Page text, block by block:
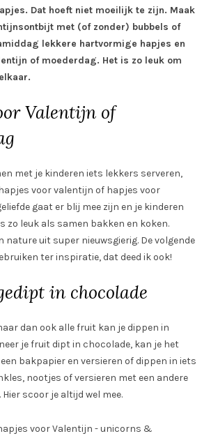
Dat hoeft niet moeilijk te zijn. Maak
met (of zonder) bubbels of
lekkere hartvormige hapjes en
of moederdag. Het is zo leuk om
Valentijn of
met je kinderen iets lekkers serveren,
voor valentijn of hapjes voor
gaat er blij mee zijn en je kinderen
zo leuk als samen bakken en koken.
nature uit super nieuwsgierig. De volgende
ter inspiratie, dat deed ik ook!
in chocolade
dan ook alle fruit kan je dippen in
je fruit dipt in chocolade, kan je het
bakpapier en versieren of dippen in iets
nootjes of versieren met een andere
scoor je altijd wel mee.